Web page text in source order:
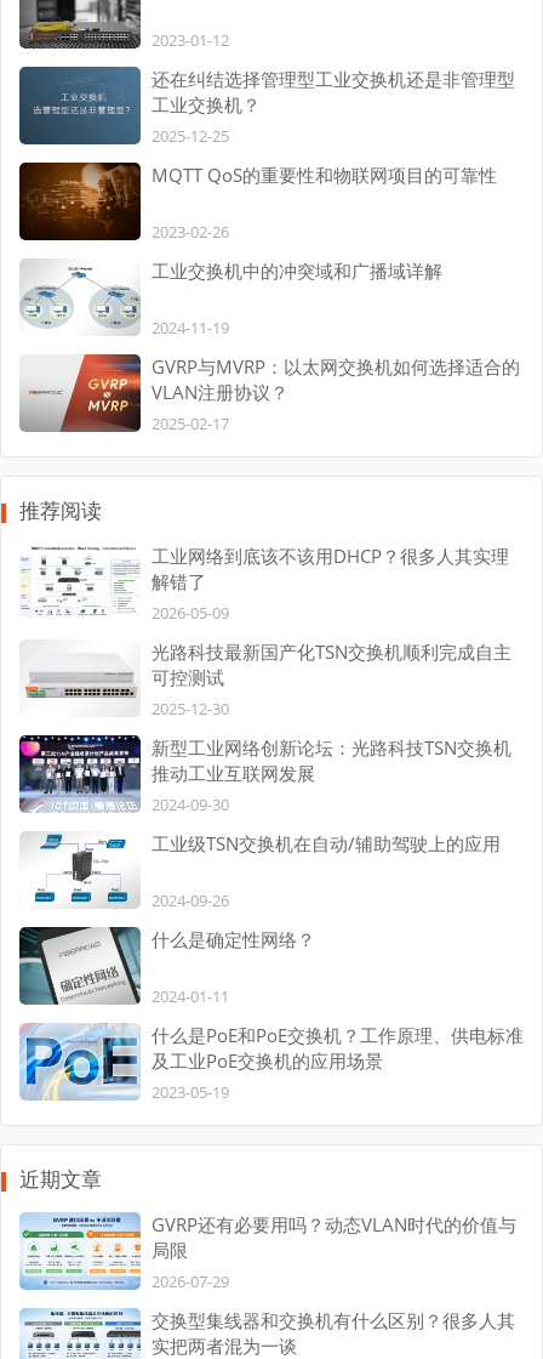
2023-01-12
还在纠结选择管理型工业交换机还是非管理型
工业交换机？
2025-12-25
MQTT QoS的重要性和物联网项目的可靠性
2023-02-26
工业交换机中的冲突域和广播域详解
2024-11-19
GVRP与MVRP：以太网交换机如何选择适合的
VLAN注册协议？
2025-02-17
推荐阅读
工业网络到底该不该用DHCP？很多人其实理
解错了
2026-05-09
光路科技最新国产化TSN交换机顺利完成自主
可控测试
2025-12-30
新型工业网络创新论坛：光路科技TSN交换机
推动工业互联网发展
2024-09-30
工业级TSN交换机在自动/辅助驾驶上的应用
2024-09-26
什么是确定性网络？
2024-01-11
什么是PoE和PoE交换机？工作原理、供电标准
及工业PoE交换机的应用场景
2023-05-19
近期文章
GVRP还有必要用吗？动态VLAN时代的价值与
局限
2026-07-29
交换型集线器和交换机有什么区别？很多人其
实把两者混为一谈